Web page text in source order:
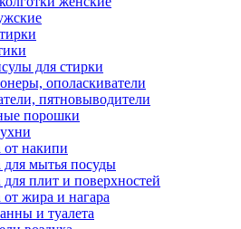
для стирки
ополаскиватели
пятновыводители
порошки
от накипи
для мытья посуды
для плит и поверхностей
от жира и нагара
и туалета